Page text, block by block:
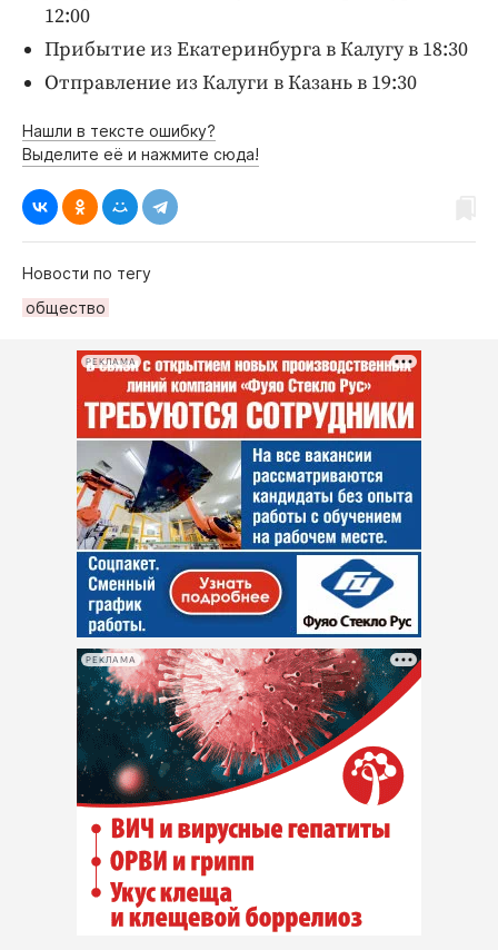
12:00
Прибытие из Екатеринбурга в Калугу в 18:30
Отправление из Калуги в Казань в 19:30
Нашли в тексте ошибку?
Выделите её и нажмите сюда!
Новости по тегу
общество
РЕКЛАМА
РЕКЛАМА